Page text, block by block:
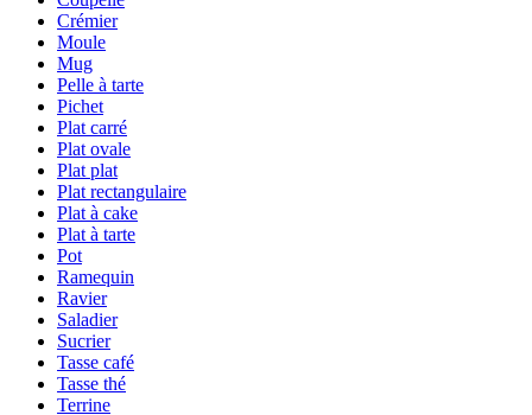
Crémier
Moule
Mug
Pelle à tarte
Pichet
Plat carré
Plat ovale
Plat plat
Plat rectangulaire
Plat à cake
Plat à tarte
Pot
Ramequin
Ravier
Saladier
Sucrier
Tasse café
Tasse thé
Terrine